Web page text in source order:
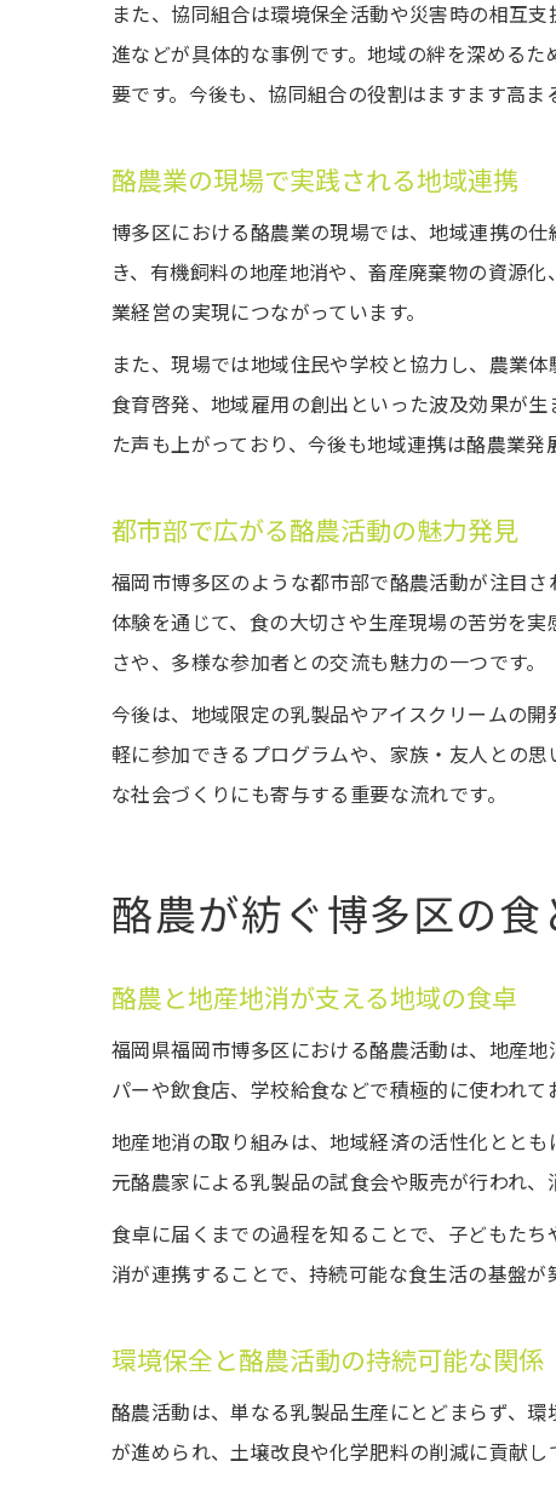
また、協同組合は環境保全活動や災害時の相互
進などが具体的な事例です。地域の絆を深める
要です。今後も、協同組合の役割はますます高ま
酪農業の現場で実践される地域連携
博多区における酪農業の現場では、地域連携の
き、有機飼料の地産地消や、畜産廃棄物の資源
業経営の実現につながっています。
また、現場では地域住民や学校と協力し、農業
食育啓発、地域雇用の創出といった波及効果が
た声も上がっており、今後も地域連携は酪農業発
都市部で広がる酪農活動の魅力発見
福岡市博多区のような都市部で酪農活動が注目
体験を通じて、食の大切さや生産現場の苦労を
さや、多様な参加者との交流も魅力の一つです。
今後は、地域限定の乳製品やアイスクリームの
軽に参加できるプログラムや、家族・友人との
な社会づくりにも寄与する重要な流れです。
酪農が紡ぐ博多区の食
酪農と地産地消が支える地域の食卓
福岡県福岡市博多区における酪農活動は、地産
パーや飲食店、学校給食などで積極的に使われ
地産地消の取り組みは、地域経済の活性化とと
元酪農家による乳製品の試食会や販売が行われ
食卓に届くまでの過程を知ることで、子どもた
消が連携することで、持続可能な食生活の基盤が
環境保全と酪農活動の持続可能な関係
酪農活動は、単なる乳製品生産にとどまらず、
が進められ、土壌改良や化学肥料の削減に貢献し